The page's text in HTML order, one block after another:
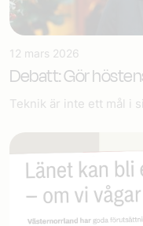
12 mars 2026
Debatt: Gör
Teknik är inte ett mål i